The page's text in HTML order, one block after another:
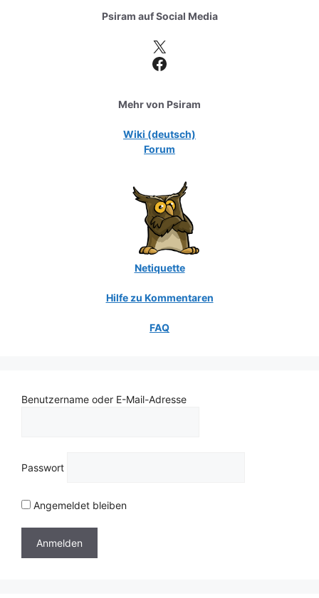
Psiram aufSocial Media
X
Facebook
Mehr von Psiram
Wiki (deutsch)
Forum
Netiquette
Hilfe zu Kommentaren
FAQ
Benutzername oder E-Mail-Adresse
Passwort
Angemeldet bleiben